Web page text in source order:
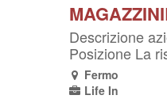
Descrizione
Posizione La
Fermo
Life In